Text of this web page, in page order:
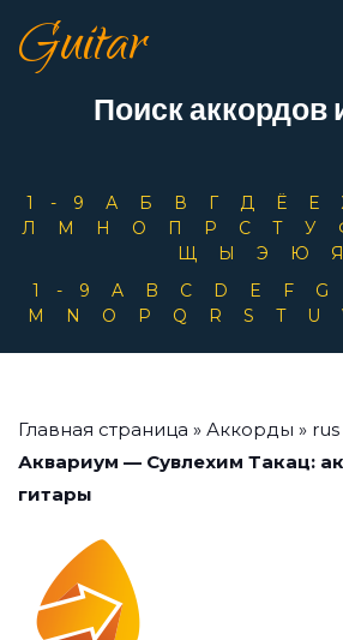
Guitar
Поиск аккордов
1-9 А Б В Г Д Ё Е
Л
М Н О П Р С Т У
Щ
Ы Э Ю
1-9
A B C D E F G
M
N O P Q R S T U
Главная страница » Аккорды » rus
Аквариум — Сувлехим Такац:
гитары